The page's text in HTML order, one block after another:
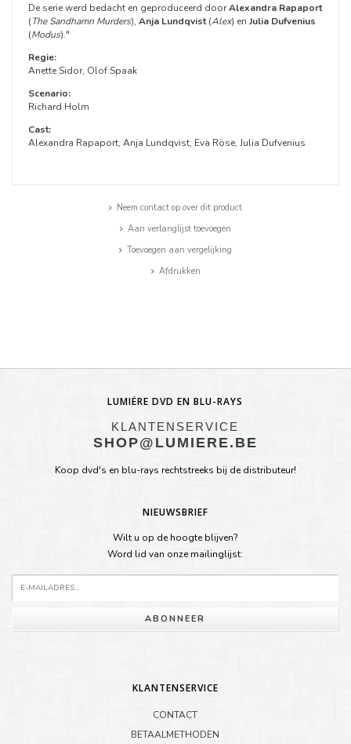
De serie werd bedacht en geproduceerd doorAlexandra Rapaport
(The Sandhamn Murders), Anja Lundqvist(Alex) en Julia Dufvenius
(Modus)."
Regie:
Anette Sidor, Olof Spaak
Scenario:
Richard Holm
Cast:
Alexandra Rapaport, Anja Lundqvist, Eva Röse, Julia Dufvenius
Neem contact op over dit product
Aan verlanglijst toevoegen
Toevoegen aan vergelijking
Afdrukken
LUMIÈRE DVD EN BLU-RAYS
KLANTENSERVICE
SHOP@LUMIERE.BE
Koop dvd's en blu-rays rechtstreeks bij de distributeur!
NIEUWSBRIEF
Wilt u op de hoogte blijven?
Word lid van onze mailinglijst:
ABONNEER
KLANTENSERVICE
CONTACT
BETAALMETHODEN